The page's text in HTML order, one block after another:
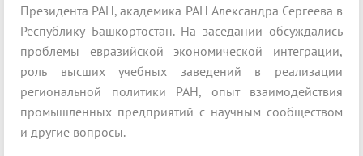
Президента РАН, академика РАН Александра Сергеева в
Республику Башкортостан. На заседании обсуждались
проблемы евразийской экономической интеграции,
роль высших учебных заведений в реализации
региональной политики РАН, опыт взаимодействия
промышленных предприятий с научным сообществом
и другие вопросы.